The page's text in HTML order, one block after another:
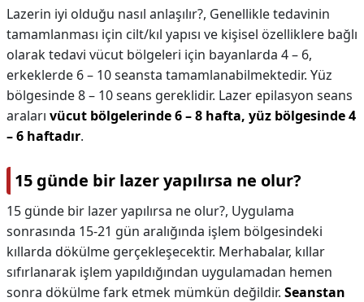
Lazerin iyi olduğu nasıl anlaşılır?, Genellikle tedavinin
tamamlanması için cilt/kıl yapısı ve kişisel özelliklere bağlı
olarak tedavi vücut bölgeleri için bayanlarda 4 – 6,
erkeklerde 6 – 10 seansta tamamlanabilmektedir. Yüz
bölgesinde 8 – 10 seans gereklidir. Lazer epilasyon seans
araları vücut bölgelerinde 6 – 8 hafta, yüz bölgesinde 4
– 6 haftadır.
15 günde bir lazer yapılırsa ne olur?
15 günde bir lazer yapılırsa ne olur?, Uygulama
sonrasında 15-21 gün aralığında işlem bölgesindeki
kıllarda dökülme gerçekleşecektir. Merhabalar, kıllar
sıfırlanarak işlem yapıldığından uygulamadan hemen
sonra dökülme fark etmek mümkün değildir. Seanstan